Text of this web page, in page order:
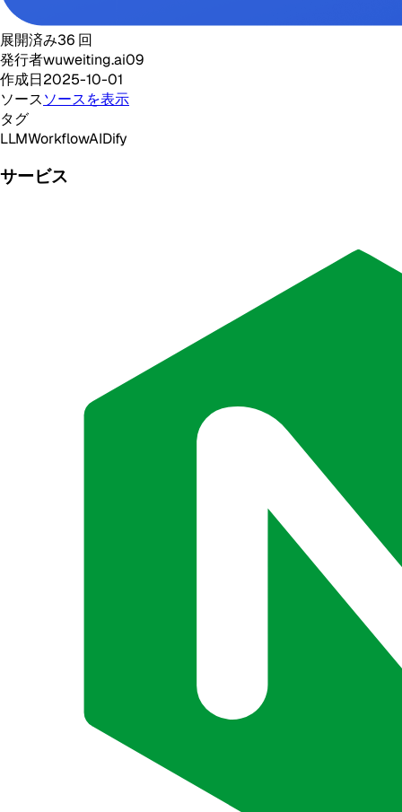
展開済み36 回
発行者wuweiting.ai09
作成日2025-10-01
ソースソースを表示
タグ
LLMWorkflowAIDify
サービス